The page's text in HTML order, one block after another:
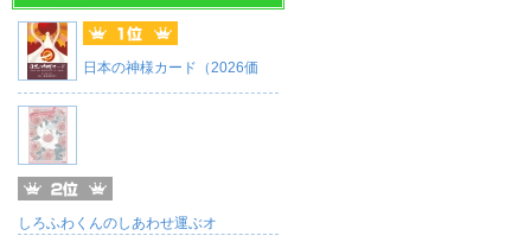
日本の神様カード（2026価
しろふわくんのしあわせ運ぶオ